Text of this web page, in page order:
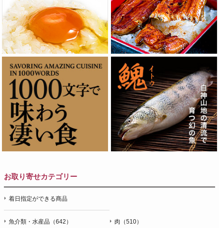
お取り寄せカテゴリー
着日指定ができる商品
魚介類・水産品（642） 肉（510）